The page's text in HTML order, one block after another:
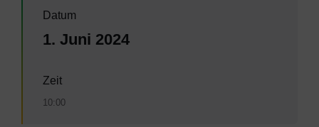
Datum
1. Juni 2024
Zeit
10:00